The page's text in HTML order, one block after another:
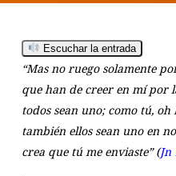
Escuchar la entrada
“Mas no ruego solamente
que han de creer en mí por
todos sean uno; como tú,
también ellos sean uno en
crea que tú me enviaste”(Jn